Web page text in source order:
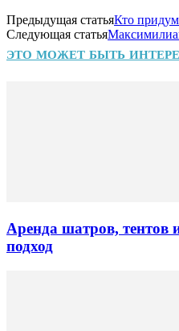
Предыдущая статьяКто
Следующая статья
ЭТО МОЖЕТ БЫТЬ
Аренда шатров,
подход